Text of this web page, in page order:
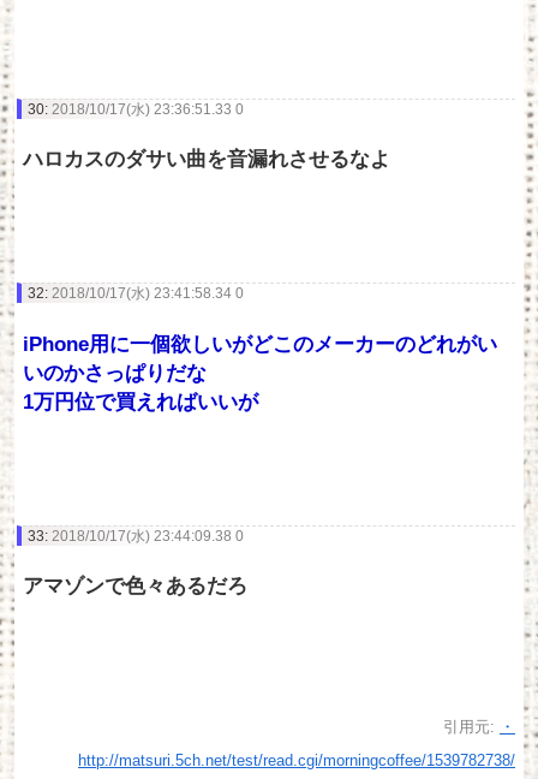
30: 2018/10/17(水) 23:36:51.33 0
ハロカスのダサい曲を音漏れさせるなよ
32: 2018/10/17(水) 23:41:58.34 0
iPhone用に一個欲しいがどこのメーカーのどれがい
いのかさっぱりだな
1万円位で買えればいいが
33: 2018/10/17(水) 23:44:09.38 0
アマゾンで色々あるだろ
引用元:
・
http://matsuri.5ch.net/test/read.cgi/morningcoffee/1539782738/